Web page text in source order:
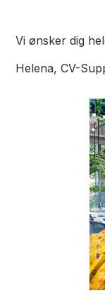
Vi ønsker dig
Helena, CV-